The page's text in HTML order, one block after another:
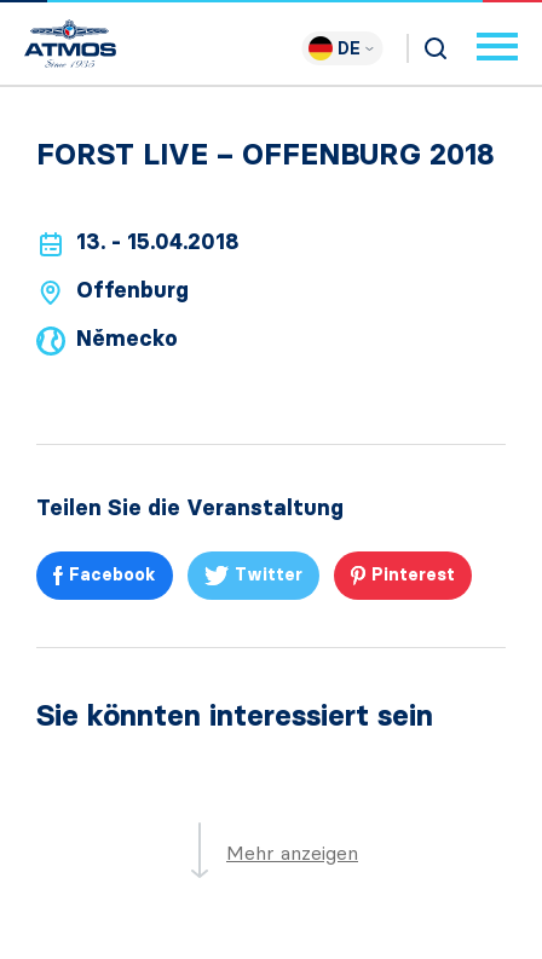
DE
FORST LIVE – OFFENBURG 2018
13. - 15.04.2018
Offenburg
Německo
Teilen Sie die Veranstaltung
Facebook Twitter Pinterest
Sie könnten interessiert sein
Mehr anzeigen